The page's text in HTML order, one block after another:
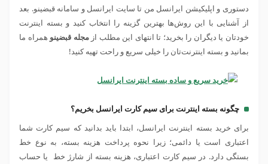
دستوری و اپلیکیشن ایرانسل من تا سایت ایرانسل و سامانه قبضینو. بعد
از آشنایی با این روش‌ها بهترین گزینه را انتخاب کنید و بسته اینترنت
خودتان یا دیگران را بخرید؛ تا انتهای این مطلب ازمجله قبضینو همراه ما
بمانید و بسته اینترنت‌تان را خیلی سریع و راحت تهیه کنید!
چگونه بسته اینترنت برای سیم کارت ایرانسل بخریم؟
برای خرید بسته اینترنت ایرانسل، ابتدا باید بدانید که سیم کارت شما
اعتباری است یا دائمی؛ زیرا نحوه پرداخت هزینه بسته، به نوع خط
بستگی دارد. در سیم کارت اعتباری، هزینه بسته از شارژ خط یا حساب